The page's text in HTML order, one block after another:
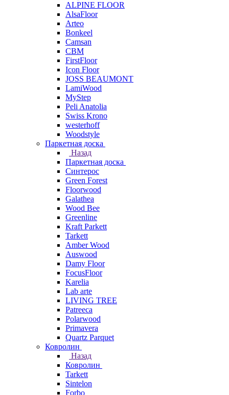
ALPINE FLOOR
AlsaFloor
Arteo
Bonkeel
Camsan
CBM
FirstFloor
Icon Floor
JOSS BEAUMONT
LamiWood
MyStep
Peli Anatolia
Swiss Krono
westerhoff
Woodstyle
Паркетная доска
Назад
Паркетная доска
Синтерос
Green Forest
Floorwood
Galathea
Wood Bee
Greenline
Kraft Parkett
Tarkett
Amber Wood
Auswood
Damy Floor
FocusFloor
Karelia
Lab arte
LIVING TREE
Patreeca
Polarwood
Primavera
Quartz Parquet
Ковролин
Назад
Ковролин
Tarkett
Sintelon
Forbo